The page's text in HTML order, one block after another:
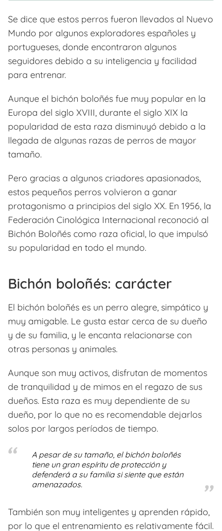
Se dice que estos perros fueron llevados al Nuevo
Mundo por algunos exploradores españoles y
portugueses, donde encontraron algunos
seguidores debido a su inteligencia y facilidad
para entrenar.
Aunque el bichón boloñés fue muy popular en la
Europa del siglo XVIII, durante el siglo XIX la
popularidad de esta raza disminuyó debido a la
llegada de algunas razas de perros de mayor
tamaño.
Pero gracias a algunos criadores apasionados,
estos pequeños perros volvieron a ganar
protagonismo a principios del siglo XX. En 1956, la
Federación Cinológica Internacional reconoció al
Bichón Boloñés como raza oficial, lo que impulsó
su popularidad en todo el mundo.
Bichón boloñés: carácter
El bichón boloñés es un perro alegre, simpático y
muy amigable. Le gusta estar cerca de su dueño
y de su familia, y le encanta relacionarse con
otras personas y animales.
Aunque son muy activos, disfrutan de momentos
de tranquilidad y de mimos en el regazo de sus
dueños. Esta raza es muy dependiente de su
dueño, por lo que no es recomendable dejarlos
solos por largos períodos de tiempo.
A pesar de su tamaño, el bichón boloñés
tiene un gran espíritu de protección y
defenderá a su familia si siente que están
amenazados.
También son muy inteligentes y aprenden rápido,
por lo que el entrenamiento es relativamente fácil.